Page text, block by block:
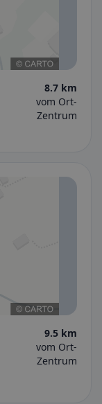
8.7 km
vom Ort-
Zentrum
9.5 km
vom Ort-
Zentrum